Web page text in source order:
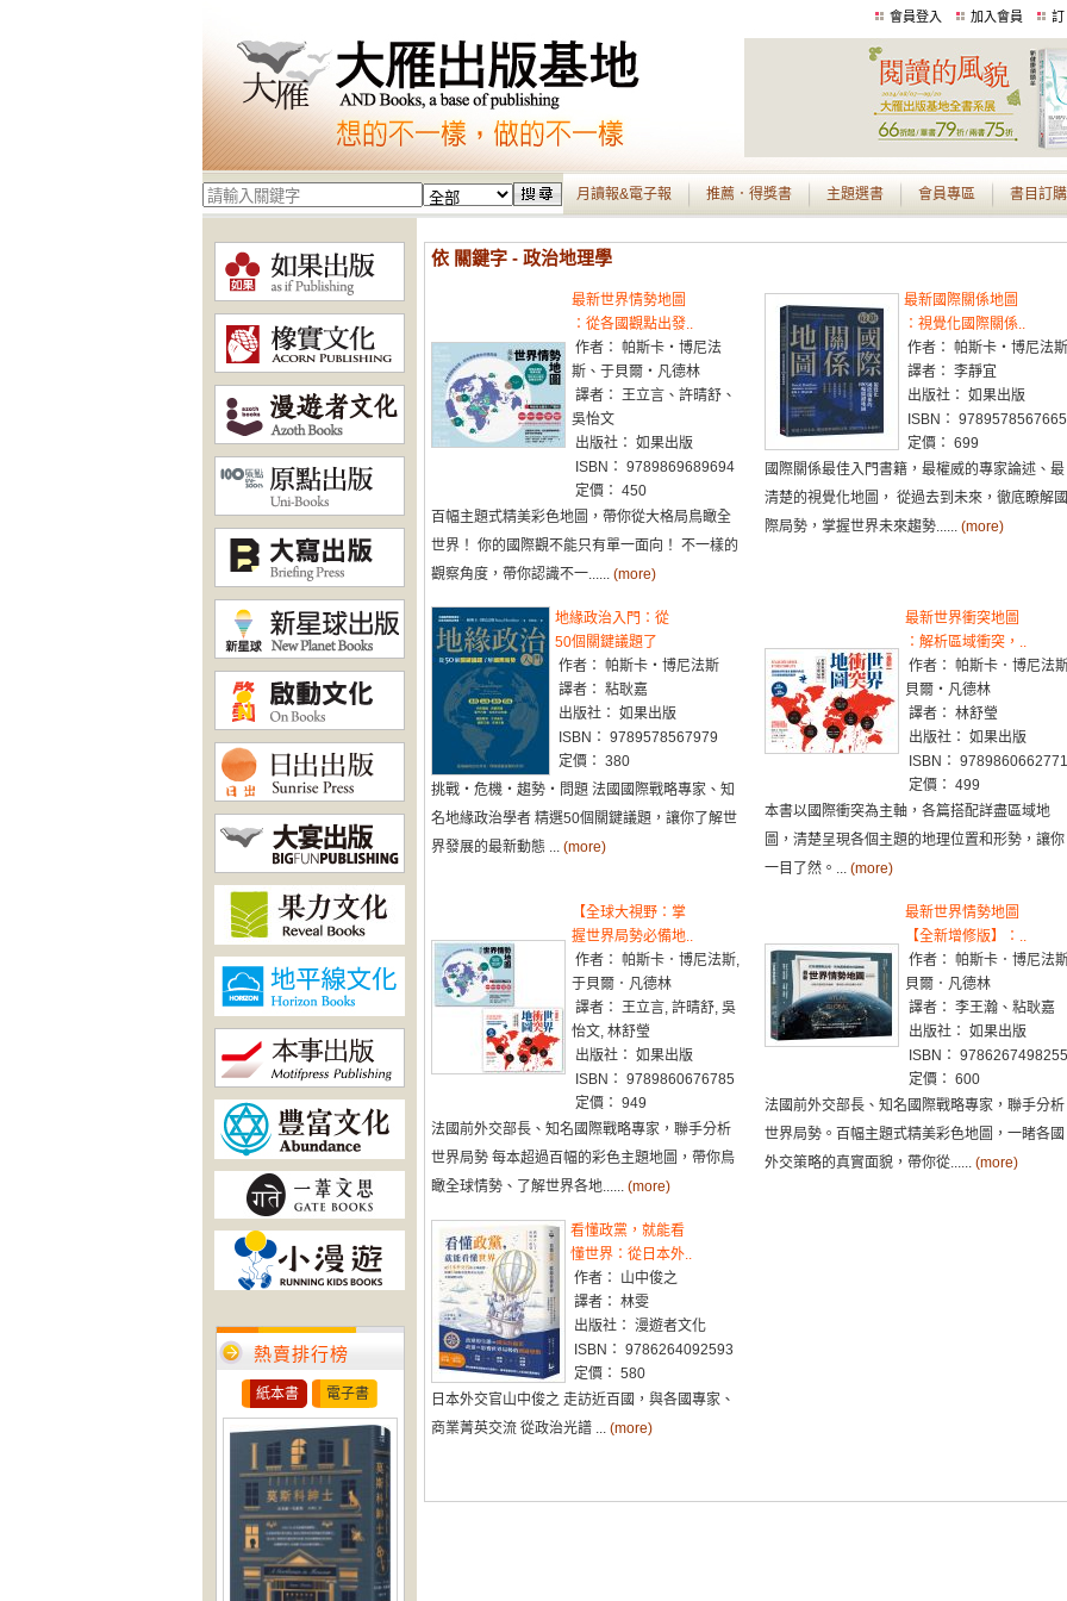
會員登入 加入會員 訂
月讀報&電子報 推薦．得獎書 主題選書 會員專區 書目訂
熱賣排行榜
紙本書 電子書
依 關鍵字 - 政治地理學
最新世界情勢地圖
：從各國觀點出發..
作者： 帕斯卡‧博尼法
斯、于貝爾‧凡德林
譯者： 王立言、許晴舒、
吳怡文
出版社： 如果出版
ISBN： 9789869689694
定價： 450
百幅主題式精美彩色地圖，帶你從大格局鳥瞰全
世界！ 你的國際觀不能只有單一面向！ 不一樣的
觀察角度，帶你認識不一...... (more)
最新國際關係地圖
：視覺化國際關係..
作者： 帕斯卡‧博尼法斯
譯者： 李靜宜
出版社： 如果出版
ISBN： 9789578567665
定價： 699
國際關係最佳入門書籍，最權威的專家論述、最
清楚的視覺化地圖， 從過去到未來，徹底瞭解國
際局勢，掌握世界未來趨勢...... (more)
地緣政治入門：從
50個關鍵議題了
作者： 帕斯卡‧博尼法斯
譯者： 粘耿嘉
出版社： 如果出版
ISBN： 9789578567979
定價： 380
挑戰‧危機‧趨勢‧問題 法國國際戰略專家、知
名地緣政治學者 精選50個關鍵議題，讓你了解世
界發展的最新動態 ... (more)
最新世界衝突地圖
：解析區域衝突，..
作者： 帕斯卡．博尼法
貝爾‧凡德林
譯者： 林舒瑩
出版社： 如果出版
ISBN： 9789860662771
定價： 499
本書以國際衝突為主軸，各篇搭配詳盡區域地
圖，清楚呈現各個主題的地理位置和形勢，讓你
一目了然。... (more)
【全球大視野：掌
握世界局勢必備地..
作者： 帕斯卡．博尼法斯,
于貝爾．凡德林
譯者： 王立言, 許晴舒, 吳
怡文, 林舒瑩
出版社： 如果出版
ISBN： 9789860676785
定價： 949
法國前外交部長、知名國際戰略專家，聯手分析
世界局勢 每本超過百幅的彩色主題地圖，帶你鳥
瞰全球情勢、了解世界各地...... (more)
最新世界情勢地圖
【全新增修版】：..
作者： 帕斯卡．博尼法
貝爾．凡德林
譯者： 李王瀚、粘耿嘉
出版社： 如果出版
ISBN： 9786267498255
定價： 600
法國前外交部長、知名國際戰略專家，聯手分析
世界局勢。百幅主題式精美彩色地圖，一睹各國
外交策略的真實面貌，帶你從...... (more)
看懂政黨，就能看
懂世界：從日本外..
作者： 山中俊之
譯者： 林雯
出版社： 漫遊者文化
ISBN： 9786264092593
定價： 580
日本外交官山中俊之 走訪近百國，與各國專家、
商業菁英交流 從政治光譜 ... (more)